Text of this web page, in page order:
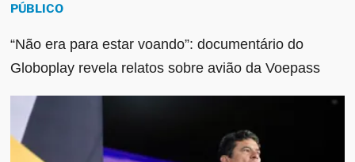
PÚBLICO
“Não era para estar voando”: documentário do
Globoplay revela relatos sobre avião da Voepass